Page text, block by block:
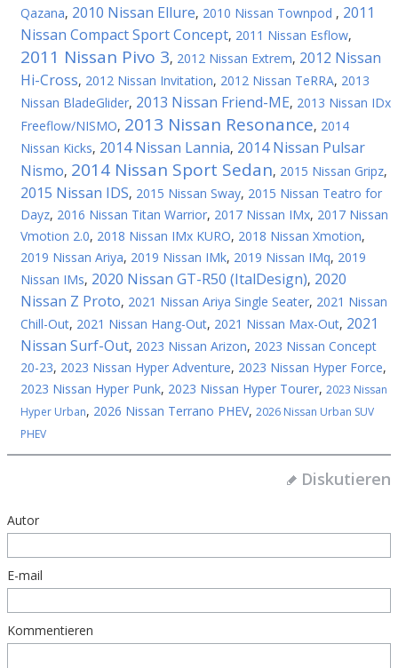
Qazana, 2010 Nissan Ellure, 2010 Nissan Townpod , 2011
Nissan Compact Sport Concept, 2011 Nissan Esflow,
2011 Nissan Pivo 3, 2012 Nissan Extrem, 2012 Nissan
Hi-Cross, 2012 Nissan Invitation, 2012 Nissan TeRRA, 2013
Nissan BladeGlider, 2013 Nissan Friend-ME, 2013 Nissan IDx
Freeflow/NISMO, 2013 Nissan Resonance, 2014
Nissan Kicks, 2014 Nissan Lannia, 2014 Nissan Pulsar
Nismo, 2014 Nissan Sport Sedan, 2015 Nissan Gripz,
2015 Nissan IDS, 2015 Nissan Sway, 2015 Nissan Teatro for
Dayz, 2016 Nissan Titan Warrior, 2017 Nissan IMx, 2017 Nissan
Vmotion 2.0, 2018 Nissan IMx KURO, 2018 Nissan Xmotion,
2019 Nissan Ariya, 2019 Nissan IMk, 2019 Nissan IMq, 2019
Nissan IMs, 2020 Nissan GT-R50 (ItalDesign), 2020
Nissan Z Proto, 2021 Nissan Ariya Single Seater, 2021 Nissan
Chill-Out, 2021 Nissan Hang-Out, 2021 Nissan Max-Out, 2021
Nissan Surf-Out, 2023 Nissan Arizon, 2023 Nissan Concept
20-23, 2023 Nissan Hyper Adventure, 2023 Nissan Hyper Force,
2023 Nissan Hyper Punk, 2023 Nissan Hyper Tourer, 2023 Nissan
Hyper Urban, 2026 Nissan Terrano PHEV, 2026 Nissan Urban SUV
PHEV
Diskutieren
Autor
E-mail
Kommentieren